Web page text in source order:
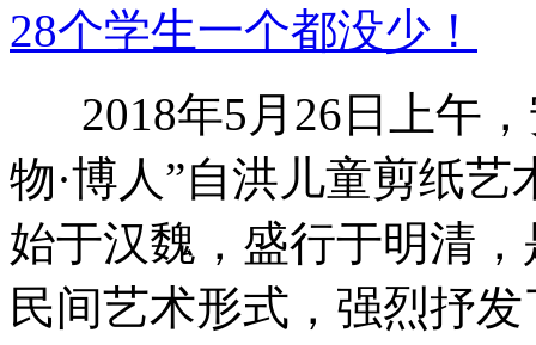
28个学生一个都没少！
2018年5月26日上午，
物·博人”自洪儿童剪纸
始于汉魏，盛行于明清
民间艺术形式，强烈抒